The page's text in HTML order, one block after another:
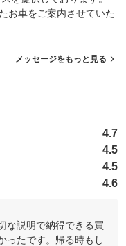
お車をご案内させていた
メッセージをもっと見る
4.7
4.5
4.5
4.6
な説明で納得できる買
ったです。帰る時もし